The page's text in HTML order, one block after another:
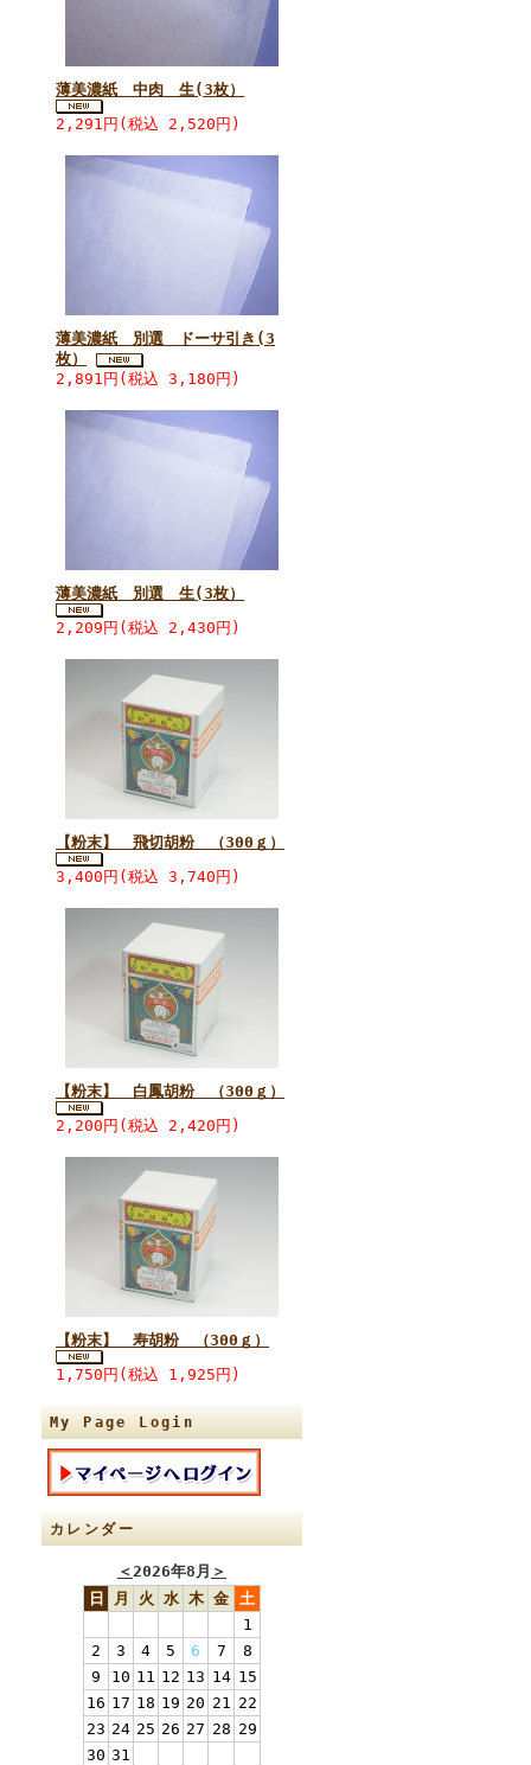
薄美濃紙 中肉 生(3枚）
2,291円(税込 2,520円)
薄美濃紙 別選 ドーサ引き(3
枚）
2,891円(税込 3,180円)
薄美濃紙 別選 生(3枚）
2,209円(税込 2,430円)
【粉末】 飛切胡粉 （300ｇ）
3,400円(税込 3,740円)
【粉末】 白鳳胡粉 （300ｇ）
2,200円(税込 2,420円)
【粉末】 寿胡粉 （300ｇ）
1,750円(税込 1,925円)
My Page Login
カレンダー
＜2026年8月 ＞
日
月 火 水 木 金 土
1
2
3 4 5 6 7
8
9
10 11 12 13 14 15
16 17 18 19 20 21 22
23 24 25 26 27 28 29
30 31